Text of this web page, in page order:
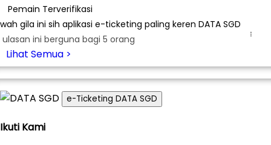
Pemain Terverifikasi
wah gila ini sih aplikasi e-ticketing paling keren DATA SGD
ulasan ini berguna bagi 5 orang
...
Lihat Semua >
e-Ticketing DATA SGD
Ikuti Kami